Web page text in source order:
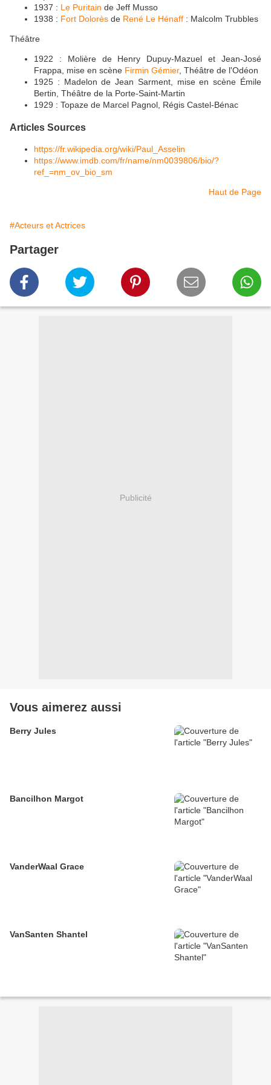
1937 : Le Puritain de Jeff Musso
1938 : Fort Dolorès de René Le Hénaff : Malcolm Trubbles
Théâtre
1922 : Molière de Henry Dupuy-Mazuel et Jean-José
Frappa, mise en scène Firmin Gémier, Théâtre de l'Odéon
1925 : Madelon de Jean Sarment, mise en scène Émile
Bertin, Théâtre de la Porte-Saint-Martin
1929 : Topaze de Marcel Pagnol, Régis Castel-Bénac
Articles Sources
https://fr.wikipedia.org/wiki/Paul_Asselin
https://www.imdb.com/fr/name/nm0039806/bio/?
ref_=nm_ov_bio_sm
Haut de Page
#Acteurs et Actrices
Partager
Publicité
Vous aimerez aussi
Berry Jules
Bancilhon Margot
VanderWaal Grace
VanSanten Shantel